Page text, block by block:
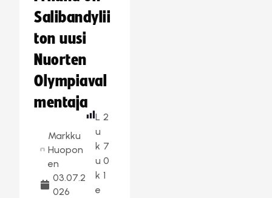
Salibandylii
ton uusi
Nuorten
Olympiaval
mentaja
Markku
Huopon
en
03.07.2
026
L
u
k
u
k
e
2
7
0
1